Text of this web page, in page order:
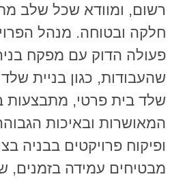
רשום, ומוודא שכל שלב
חלקה ובטוחה. מנהל
פעולה הדוק עם מפקח
שהעבודות, כגון בניית
שלד בית פרטי, מתבצעות
המאושרות ובאיכות
ופיקוח פרויקטים בבניה
מבטיחים עמידה בזמנים,